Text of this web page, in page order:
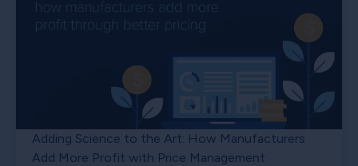
Adding Science to the Art: How Manufacturers
Add More Profit with Price Management